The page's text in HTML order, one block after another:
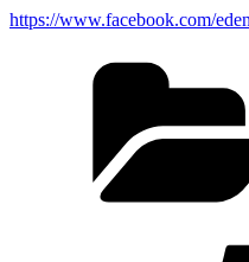
https://www.facebook.com/